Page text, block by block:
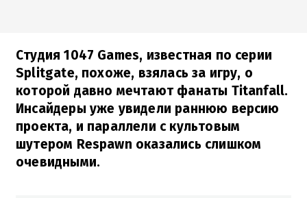
Студия 1047 Games, известная по серии
Splitgate, похоже, взялась за игру, о
которой давно мечтают фанаты Titanfall.
Инсайдеры уже увидели раннюю версию
проекта, и параллели с культовым
шутером Respawn оказались слишком
очевидными.